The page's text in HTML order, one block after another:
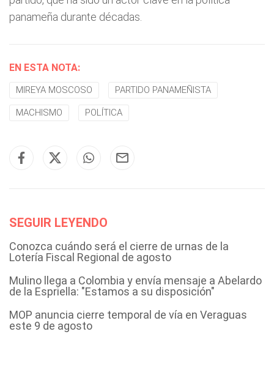
panameña durante décadas.
EN ESTA NOTA:
MIREYA MOSCOSO PARTIDO PANAMEÑISTA
MACHISMO POLÍTICA
SEGUIR LEYENDO
Conozca cuándo será el cierre de urnas de la
Lotería Fiscal Regional de agosto
Mulino llega a Colombia y envía mensaje a Abelardo
de la Espriella: "Estamos a su disposición"
MOP anuncia cierre temporal de vía en Veraguas
este 9 de agosto